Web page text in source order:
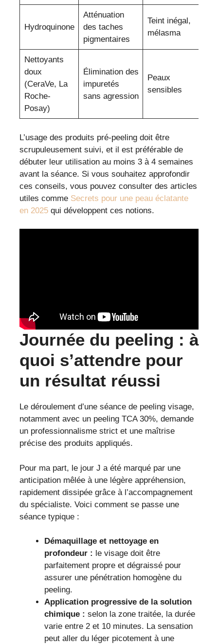
Hydroquinone
Atténuation
des taches
pigmentaires
Teint inégal,
mélasma
Nettoyants
doux
(CeraVe, La
Roche-
Posay)
Élimination des
impuretés
sans agression
Peaux
sensibles
L’usage des produits pré-peeling doit être
scrupuleusement suivi, et il est préférable de
débuter leur utilisation au moins 3 à 4 semaines
avant la séance. Si vous souhaitez approfondir
ces conseils, vous pouvez consulter des articles
utiles comme Secrets pour une peau éclatante
en 2025 qui développent ces notions.
Journée du peeling : à
quoi s’attendre pour
un résultat réussi
Le déroulement d’une séance de peeling visage,
notamment avec un peeling TCA 30%, demande
un professionnalisme strict et une maîtrise
précise des produits appliqués.
Pour ma part, le jour J a été marqué par une
anticipation mêlée à une légère appréhension,
rapidement dissipée grâce à l’accompagnement
du spécialiste. Voici comment se passe une
séance typique :
Démaquillage et nettoyage en
profondeur : le visage doit être
parfaitement propre et dégraissé pour
assurer une pénétration homogène du
peeling.
Application progressive de la solution
chimique : selon la zone traitée, la durée
varie entre 2 et 10 minutes. La sensation
peut aller du léger picotement à une